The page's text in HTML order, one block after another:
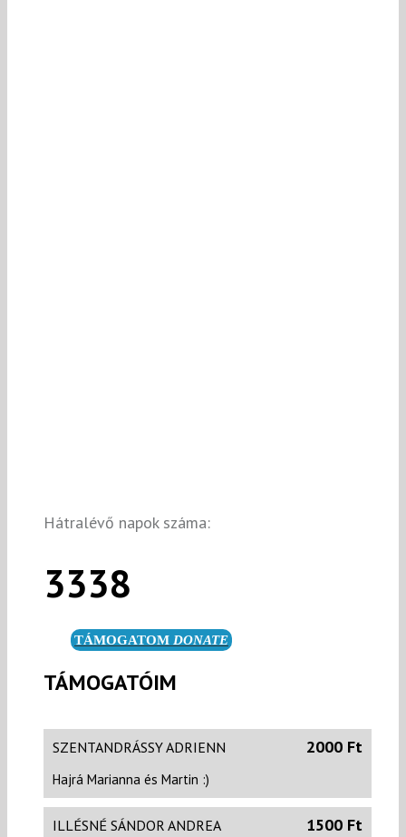
Hátralévő napok száma:
3338
TÁMOGATOM DONATE
TÁMOGATÓIM
SZENTANDRÁSSY ADRIENN 2000 Ft
Hajrá Marianna és Martin :)
ILLÉSNÉ SÁNDOR ANDREA 1500 Ft